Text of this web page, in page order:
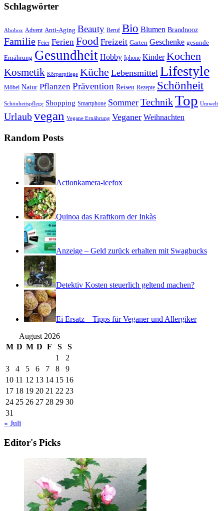
Schlagwörter
Abobox Advent Anti-Aging Beauty Beruf Bio Blumen Brandnooz
Familie Feier Ferien Food Freizeit Garten Geschenke gesunde
Ernährung Gesundheit Hobby Iphone Kinder Kochen
Kosmetik Körperpflege Küche Lebensmittel Lifestyle
Möbel Natur Pflanzen Prävention Reisen Rezepte Schönheit
Schönheitspflege Shopping Smartphone Sommer TechnikTop Umwelt
Urlaubvegan Vegane Ernährung Veganer Weihnachten
Random Posts
Actionkamera-icefox
Quinoa das Kraftkorn der Inkàs
Anzeige – Geld zurück erhalten mit Swagbucks
Detektiv Kosten steuerlich geltend machen?
Ei Ersatz – Tipps für Veganer und Allergiker
August 2026
M D M D F S
S
1
2
3
4 5 6 7 8
9
10 11 12 13 14 15 16
17 18 19 20 21 22 23
24 25 26 27 28 29 30
31
« Juli
Editor's Picks